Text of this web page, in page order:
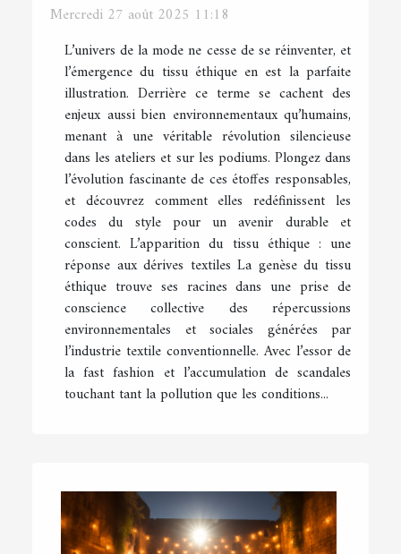
Mercredi 27 août 2025 11:18
L’univers de la mode ne cesse de se réinventer, et
l’émergence du tissu éthique en est la parfaite
illustration. Derrière ce terme se cachent des
enjeux aussi bien environnementaux qu’humains,
menant à une véritable révolution silencieuse
dans les ateliers et sur les podiums. Plongez dans
l’évolution fascinante de ces étoffes responsables,
et découvrez comment elles redéfinissent les
codes du style pour un avenir durable et
conscient. L’apparition du tissu éthique : une
réponse aux dérives textiles La genèse du tissu
éthique trouve ses racines dans une prise de
conscience collective des répercussions
environnementales et sociales générées par
l’industrie textile conventionnelle. Avec l’essor de
la fast fashion et l’accumulation de scandales
touchant tant la pollution que les conditions...